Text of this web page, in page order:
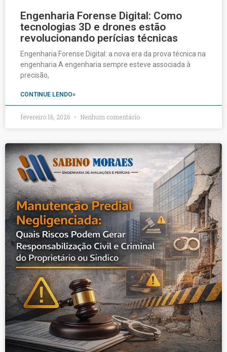
Engenharia Forense Digital: Como
tecnologias 3D e drones estão
revolucionando perícias técnicas
Engenharia Forense Digital: a nova era da prova técnica na
engenharia A engenharia sempre esteve associada à
precisão,
CONTINUE LENDO»
fevereiro 16, 2026 Nenhum comentário